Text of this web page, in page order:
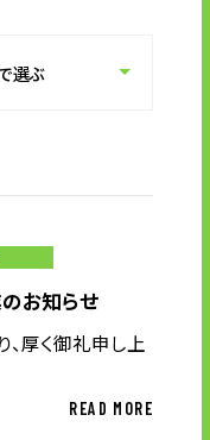
お知らせ
厚く御礼申し上
READ MORE